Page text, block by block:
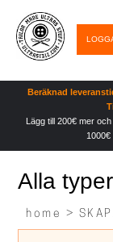
Beräknad
Lägg till 200€ mer
Alla
home >